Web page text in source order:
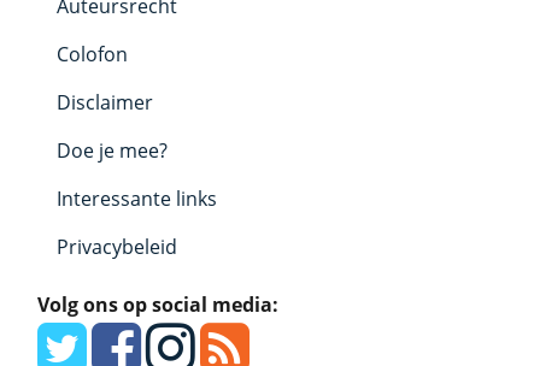
Auteursrecht
Colofon
Disclaimer
Doe je mee?
Interessante links
Privacybeleid
Volg ons op social media: